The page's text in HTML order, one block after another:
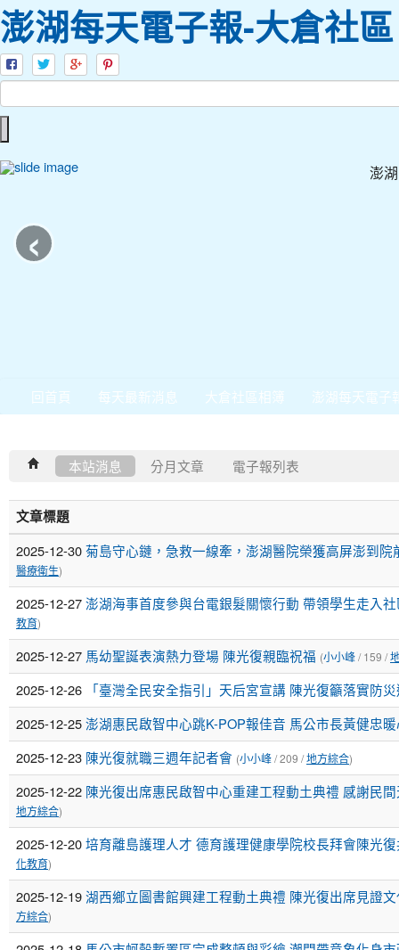
澎湖每天電子報-大倉社區
澎
‹
回首頁 每天最新消息 大倉社區相簿 澎湖每天電子
本站消息 分月文章 電子報列表
文章標題
2025-12-30菊島守心鏈，急救一線牽，澎湖醫院榮獲高屏澎到
醫療衛生)
2025-12-27澎湖海事首度參與台電銀髮關懷行動 帶領學生走入
教育)
2025-12-27 馬幼聖誕表演熱力登場 陳光復親臨祝福 (小小峰/ 159 /
2025-12-26
「臺灣全民安全指引」天后宮宣講 陳光復籲落實防
2025-12-25澎湖惠民啟智中心跳K-POP報佳音 馬公市長黃健忠
2025-12-23 陳光復就職三週年記者會 (小小峰/ 209 /地方綜合)
2025-12-22 陳光復出席惠民啟智中心重建工程動土典禮 感謝民
地方綜合)
2025-12-20培育離島護理人才 德育護理健康學院校長拜會陳光
化教育)
2025-12-19湖西鄉立圖書館興建工程動土典禮 陳光復出席見證
方綜合)